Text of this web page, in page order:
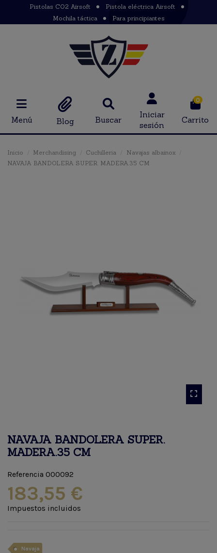
Pistolas CO2 Airsoft
Pistola eléctrica Airsoft
Mochila táctica
Para principiantes
Menú Blog Buscar
Iniciar
sesión
0
Carrito
Inicio Merchandising Cuchilleria
Navajas albainox
NAVAJA BANDOLERA SUPER. MADERA.35 CM
NAVAJA BANDOLERA SUPER.
MADERA.35 CM
Referencia 000092
183,55 €
Impuestos incluidos
Navaja